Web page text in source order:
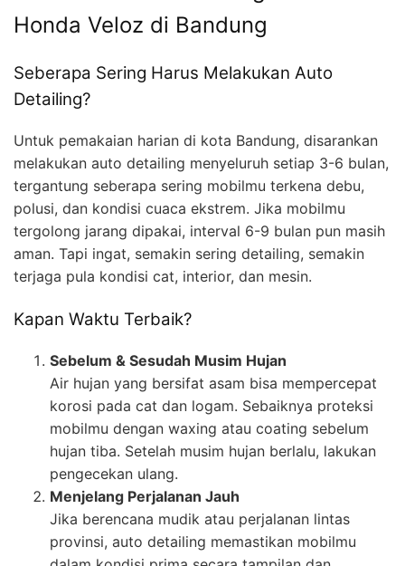
Honda Veloz di Bandung
Seberapa Sering Harus Melakukan Auto
Detailing?
Untuk pemakaian harian di kota Bandung, disarankan
melakukan auto detailing menyeluruh setiap 3-6 bulan,
tergantung seberapa sering mobilmu terkena debu,
polusi, dan kondisi cuaca ekstrem. Jika mobilmu
tergolong jarang dipakai, interval 6-9 bulan pun masih
aman. Tapi ingat, semakin sering detailing, semakin
terjaga pula kondisi cat, interior, dan mesin.
Kapan Waktu Terbaik?
Sebelum & Sesudah Musim Hujan
Air hujan yang bersifat asam bisa mempercepat
korosi pada cat dan logam. Sebaiknya proteksi
mobilmu dengan waxing atau coating sebelum
hujan tiba. Setelah musim hujan berlalu, lakukan
pengecekan ulang.
Menjelang Perjalanan Jauh
Jika berencana mudik atau perjalanan lintas
provinsi, auto detailing memastikan mobilmu